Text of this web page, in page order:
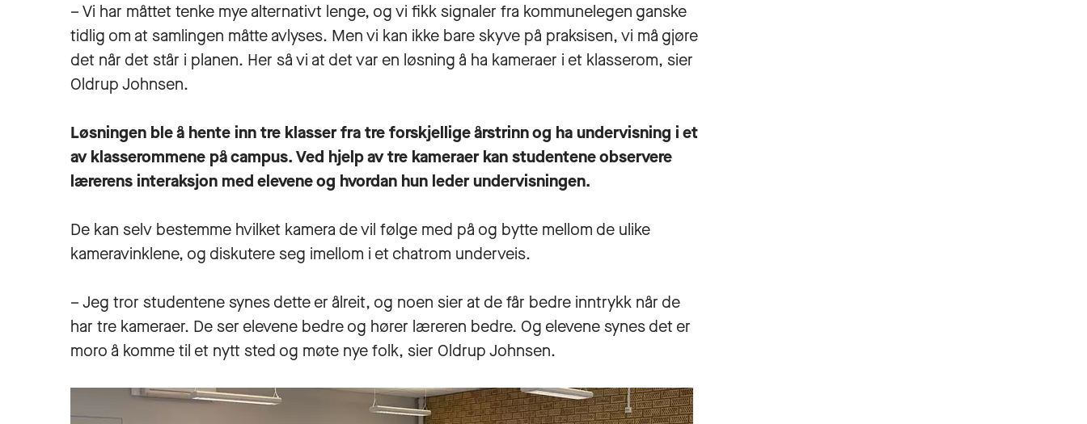
– Vi har måttet tenke mye alternativt lenge, og vi fikk signaler fra kommunelegen ganske
tidlig om at samlingen måtte avlyses. Men vi kan ikke bare skyve på praksisen, vi må gjøre
det når det står i planen. Her så vi at det var en løsning å ha kameraer i et klasserom, sier
Oldrup Johnsen.
Løsningen ble å hente inn tre klasser fra tre forskjellige årstrinn og ha undervisning i et
av klasserommene på campus. Ved hjelp av tre kameraer kan studentene observere
lærerens interaksjon med elevene og hvordan hun leder undervisningen.
De kan selv bestemme hvilket kamera de vil følge med på og bytte mellom de ulike
kameravinklene, og diskutere seg imellom i et chatrom underveis.
– Jeg tror studentene synes dette er ålreit, og noen sier at de får bedre inntrykk når de
har tre kameraer. De ser elevene bedre og hører læreren bedre. Og elevene synes det er
moro å komme til et nytt sted og møte nye folk, sier Oldrup Johnsen.